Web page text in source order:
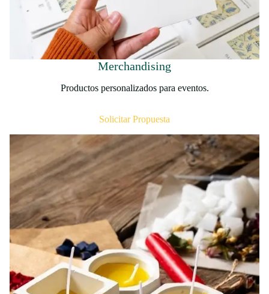
Merchandising
Productos personalizados para eventos.
Solicitar Propuesta